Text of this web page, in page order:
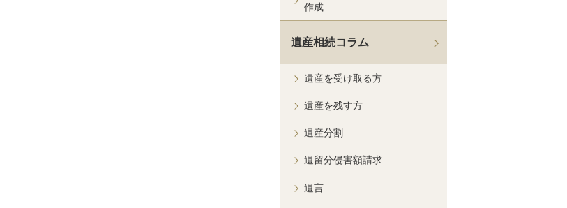
作成
遺産相続コラム
遺産を受け取る方
遺産を残す方
遺産分割
遺留分侵害額請求
遺言